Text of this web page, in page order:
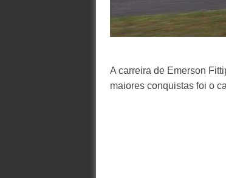
A carreira de Emerson
maiores conquistas foi o